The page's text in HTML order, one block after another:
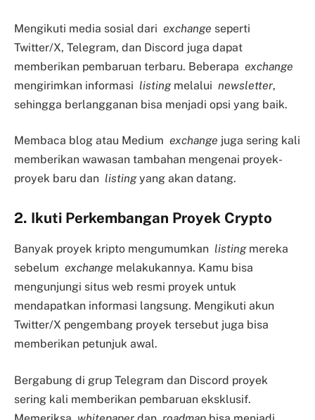
Mengikuti media sosial dari exchange seperti
Twitter/X, Telegram, dan Discord juga dapat
memberikan pembaruan terbaru. Beberapa exchange
mengirimkan informasi listingmelalui newsletter,
sehingga berlangganan bisa menjadi opsi yang baik.
Membaca blog atau Medium exchange juga sering kali
memberikan wawasan tambahan mengenai proyek-
proyek baru dan listingyang akan datang.
2. Ikuti Perkembangan Proyek Crypto
Banyak proyek kripto mengumumkan listingmereka
sebelum exchange melakukannya. Kamu bisa
mengunjungi situs web resmi proyek untuk
mendapatkan informasi langsung. Mengikuti akun
Twitter/X pengembang proyek tersebut juga bisa
memberikan petunjuk awal.
Bergabung di grup Telegram dan Discord proyek
sering kali memberikan pembaruan eksklusif.